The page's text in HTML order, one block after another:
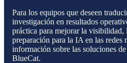
Para los equipos que deseen
investigación en resultados
práctica para mejorar la visibilidad,
preparación para la IA en las redes
información sobre las soluciones
BlueCat.